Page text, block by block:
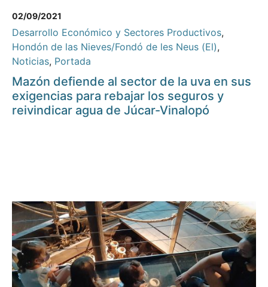
02/09/2021
Desarrollo Económico y Sectores Productivos,
Hondón de las Nieves/Fondó de les Neus (El),
Noticias, Portada
Mazón defiende al sector de la uva en sus
exigencias para rebajar los seguros y
reivindicar agua de Júcar-Vinalopó